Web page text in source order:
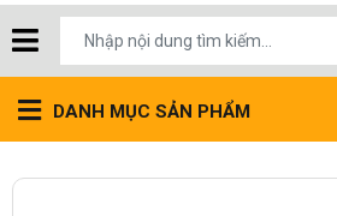
DANH MỤC SẢN PHẨM